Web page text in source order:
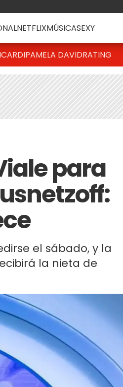
NETFLIXMÚSICASEXY
PAMELA DAVIDRATING
para
el sábado, y la
la nieta de